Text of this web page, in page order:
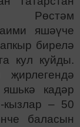
Рөстәм
яшәүче
бирелә
кул куйды.
кадәр
кызлар – 50
баласын